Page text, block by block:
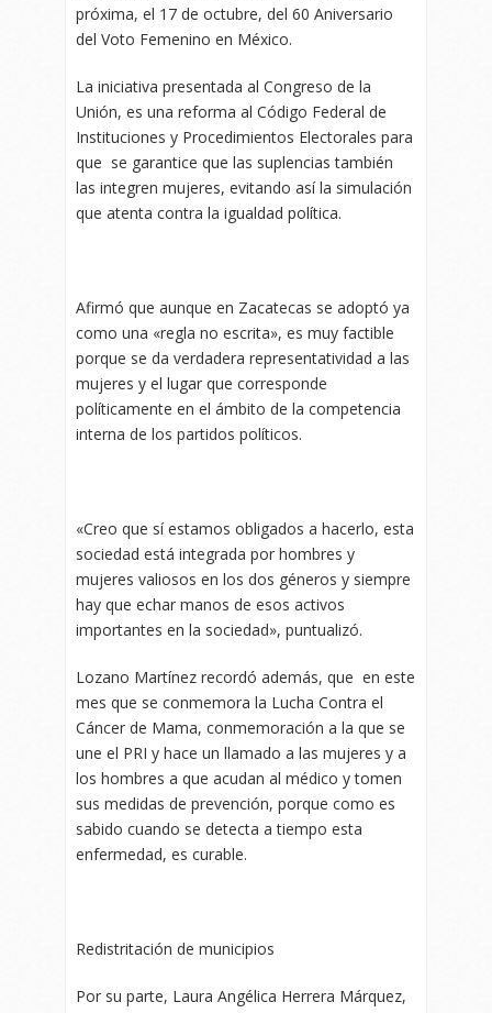
próxima, el 17 de octubre, del 60 Aniversario
del Voto Femenino en México.
La iniciativa presentada al Congreso de la
Unión, es una reforma al Código Federal de
Instituciones y Procedimientos Electorales para
que se garantice que las suplencias también
las integren mujeres, evitando así la simulación
que atenta contra la igualdad política.
Afirmó que aunque en Zacatecas se adoptó ya
como una «regla no escrita», es muy factible
porque se da verdadera representatividad a las
mujeres y el lugar que corresponde
políticamente en el ámbito de la competencia
interna de los partidos políticos.
«Creo que sí estamos obligados a hacerlo, esta
sociedad está integrada por hombres y
mujeres valiosos en los dos géneros y siempre
hay que echar manos de esos activos
importantes en la sociedad», puntualizó.
Lozano Martínez recordó además, que en este
mes que se conmemora la Lucha Contra el
Cáncer de Mama, conmemoración a la que se
une el PRI y hace un llamado a las mujeres y a
los hombres a que acudan al médico y tomen
sus medidas de prevención, porque como es
sabido cuando se detecta a tiempo esta
enfermedad, es curable.
Redistritación de municipios
Por su parte, Laura Angélica Herrera Márquez,